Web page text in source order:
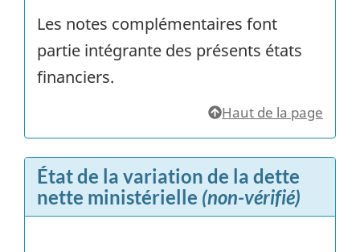
Les notes complémentaires font
partie intégrante des présents états
financiers.
Haut de la page
État de la variation de la dette
nette ministérielle (non-vérifié)